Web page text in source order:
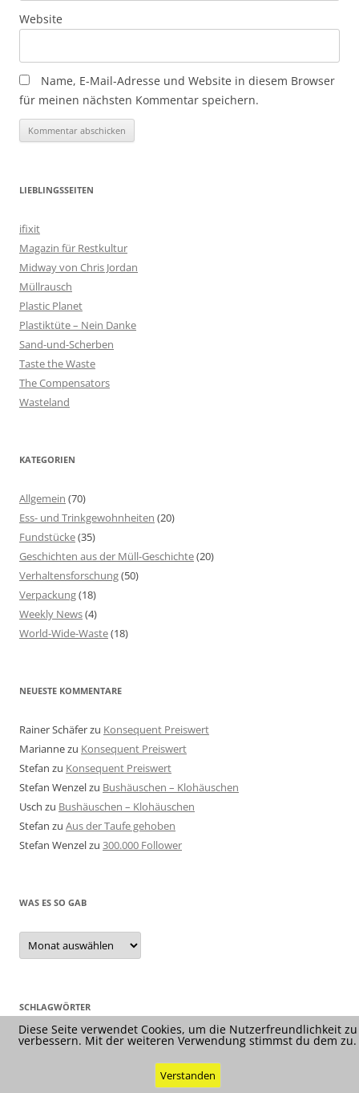
Website
Name, E-Mail-Adresse und Website in diesem Browser
für meinen nächsten Kommentar speichern.
LIEBLINGSSEITEN
ifixit
Magazin für Restkultur
Midway von Chris Jordan
Müllrausch
Plastic Planet
Plastiktüte – Nein Danke
Sand-und-Scherben
Taste the Waste
The Compensators
Wasteland
KATEGORIEN
Allgemein (70)
Ess- und Trinkgewohnheiten (20)
Fundstücke(35)
Geschichten aus der Müll-Geschichte(20)
Verhaltensforschung(50)
Verpackung(18)
Weekly News(4)
World-Wide-Waste(18)
NEUESTE KOMMENTARE
Rainer Schäferzu Konsequent Preiswert
Mariannezu Konsequent Preiswert
Stefan zu Konsequent Preiswert
Stefan Wenzelzu Bushäuschen – Klohäuschen
Usch zu Bushäuschen – Klohäuschen
Stefan zu Aus der Taufe gehoben
Stefan Wenzelzu 300.000 Follower
WAS ES SO GAB
Was
es
so
SCHLAGWÖRTER
Diese Seite verwendet Cookies, um die Nutzerfreundlichkeit zu
verbessern. Mit der weiteren Verwendung stimmst du dem zu.
Verstanden